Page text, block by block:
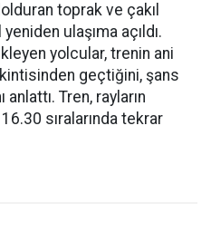
toprak ve çakıl
ulaşıma açıldı.
yolcular, trenin ani
geçtiğini, şans
anlattı. Tren, rayların
sıralarında tekrar